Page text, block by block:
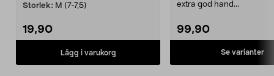
Storlek: M (7-7,5)
19,90
Lägg i varukorg
extra god hand...
99,90
Se varianter